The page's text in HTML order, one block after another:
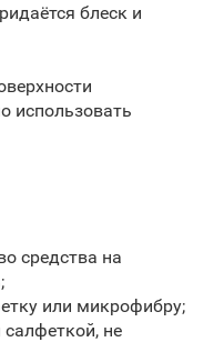
блеск и
использовать
средства на
или микрофибру;
не